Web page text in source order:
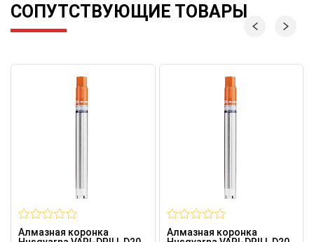
СОПУТСТВУЮЩИЕ ТОВАРЫ
Алмазная коронка
Алмазная коронка